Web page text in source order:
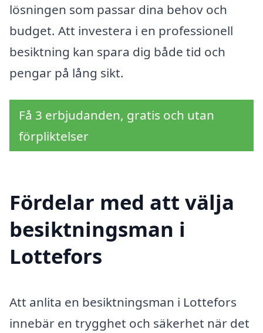
lösningen som passar dina behov och
budget. Att investera i en professionell
besiktning kan spara dig både tid och
pengar på lång sikt.
Få 3 erbjudanden, gratis och utan
förpliktelser
Fördelar med att välja
besiktningsman i
Lottefors
Att anlita en besiktningsman i Lottefors
innebär en trygghet och säkerhet när det